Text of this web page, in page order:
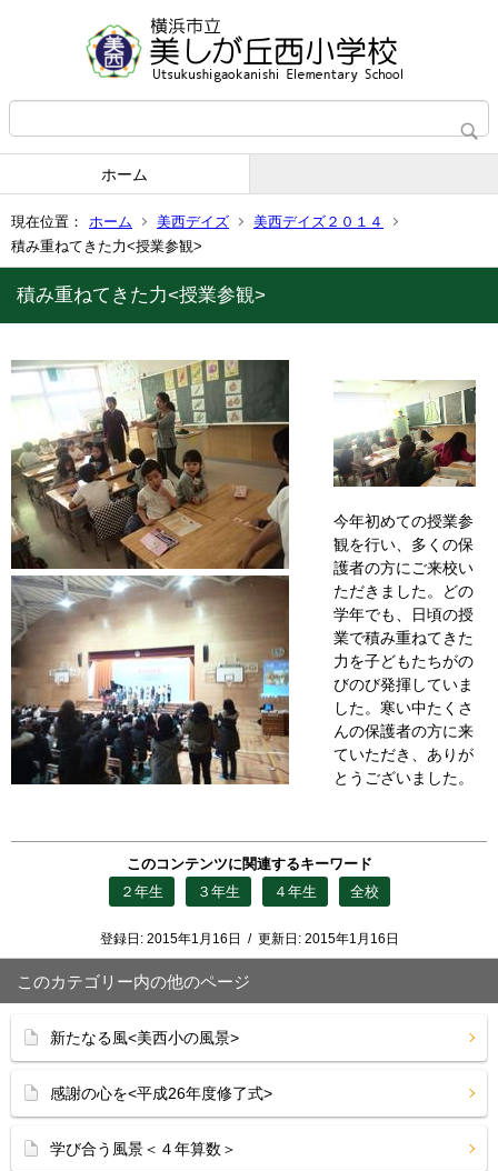
ホーム
現在位置： ホーム 美西デイズ
美西デイズ２０１４
積み重ねてきた力<授業参観>
積み重ねてきた力<授業参観>
今年初めての授業参
観を行い、多くの保
護者の方にご来校い
ただきました。どの
学年でも、日頃の授
業で積み重ねてきた
力を子どもたちがの
びのび発揮していま
した。寒い中たくさ
んの保護者の方に来
ていただき、ありが
とうございました。
このコンテンツに関連するキーワード
２年生
３年生 ４年生 全校
登録日: 2015年1月16日 / 更新日: 2015年1月16日
このカテゴリー内の他のページ
新たなる風<美西小の風景>
感謝の心を<平成26年度修了式>
学び合う風景＜４年算数＞